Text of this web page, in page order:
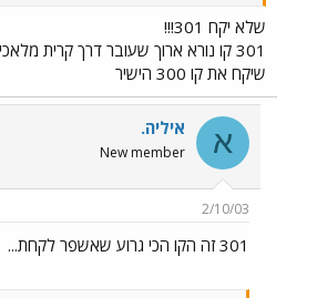
שלא יקח 301!!!
301 קו נורא ארוך שעובר דרך קרית
שיקח את קו 300 הישיר
א איליה.
New member
2/10/03
301 זה הקו הכי גרוע שאשפר לקחת...